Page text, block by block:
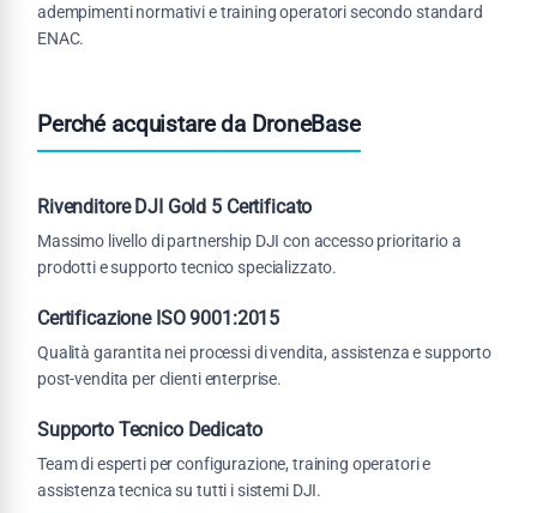
adempimenti normativi e training operatori secondo standard
ENAC.
Perché acquistare da DroneBase
Rivenditore DJI Gold 5 Certificato
Massimo livello di partnership DJI con accesso prioritario a
prodotti e supporto tecnico specializzato.
Certificazione ISO 9001:2015
Qualità garantita nei processi di vendita, assistenza e supporto
post-vendita per clienti enterprise.
Supporto Tecnico Dedicato
Team di esperti per configurazione, training operatori e
assistenza tecnica su tutti i sistemi DJI.